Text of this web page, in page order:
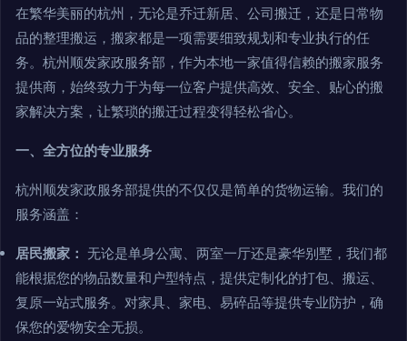
在繁华美丽的杭州，无论是乔迁新居、公司搬迁，还是日常物
品的整理搬运，搬家都是一项需要细致规划和专业执行的任
务。杭州顺发家政服务部，作为本地一家值得信赖的搬家服务
提供商，始终致力于为每一位客户提供高效、安全、贴心的搬
家解决方案，让繁琐的搬迁过程变得轻松省心。
一、全方位的专业服务
杭州顺发家政服务部提供的不仅仅是简单的货物运输。我们的
服务涵盖：
居民搬家： 无论是单身公寓、两室一厅还是豪华别墅，我们都
能根据您的物品数量和户型特点，提供定制化的打包、搬运、
复原一站式服务。对家具、家电、易碎品等提供专业防护，确
保您的爱物安全无损。